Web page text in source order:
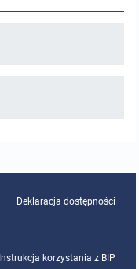
Deklaracja dostępności
Instrukcja korzystania z BIP